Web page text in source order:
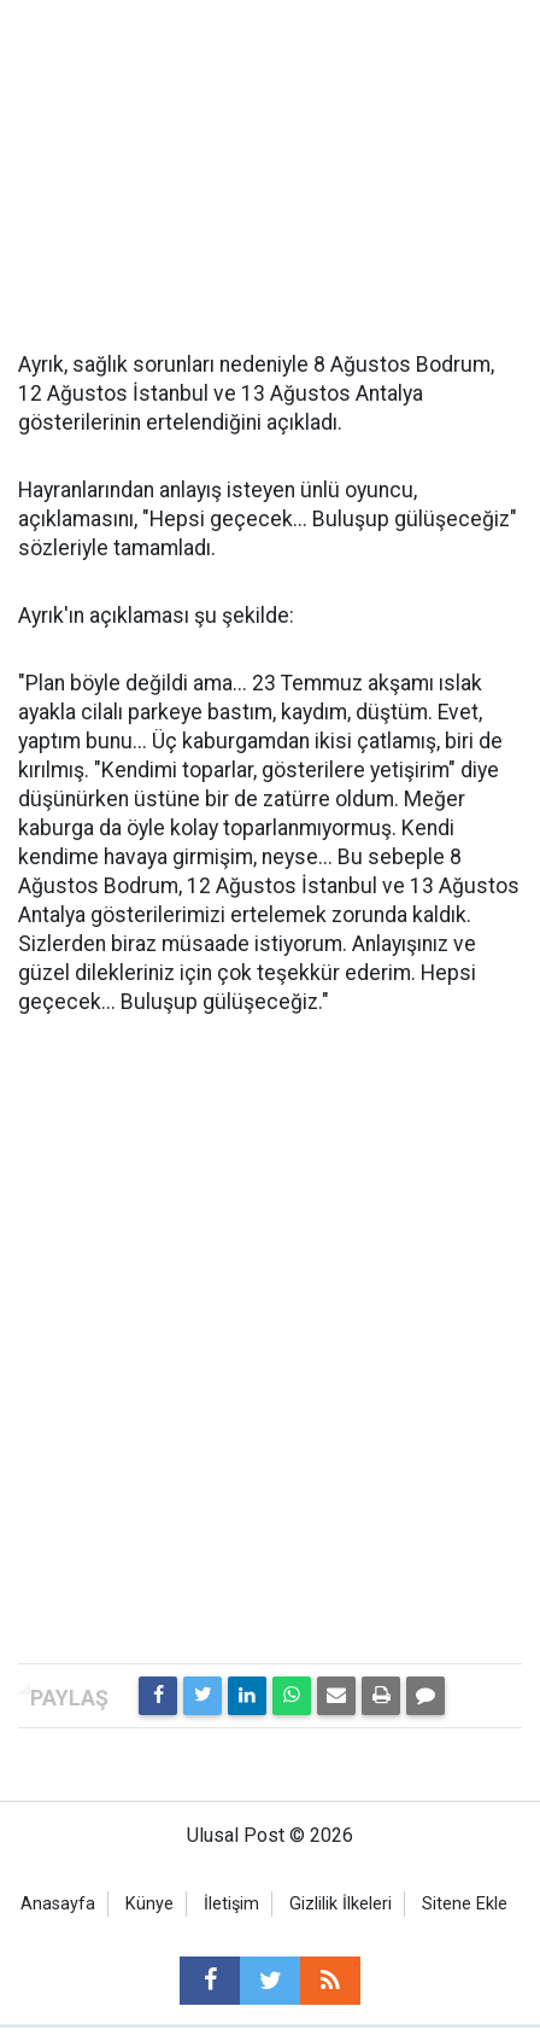
Ayrık, sağlık sorunları nedeniyle 8 Ağustos Bodrum,
12 Ağustos İstanbul ve 13 Ağustos Antalya
gösterilerinin ertelendiğini açıkladı.
Hayranlarından anlayış isteyen ünlü oyuncu,
açıklamasını, "Hepsi geçecek... Buluşup gülüşeceğiz"
sözleriyle tamamladı.
Ayrık'ın açıklaması şu şekilde:
"Plan böyle değildi ama... 23 Temmuz akşamı ıslak
ayakla cilalı parkeye bastım, kaydım, düştüm. Evet,
yaptım bunu... Üç kaburgamdan ikisi çatlamış, biri de
kırılmış. "Kendimi toparlar, gösterilere yetişirim" diye
düşünürken üstüne bir de zatürre oldum. Meğer
kaburga da öyle kolay toparlanmıyormuş. Kendi
kendime havaya girmişim, neyse... Bu sebeple 8
Ağustos Bodrum, 12 Ağustos İstanbul ve 13 Ağustos
Antalya gösterilerimizi ertelemek zorunda kaldık.
Sizlerden biraz müsaade istiyorum. Anlayışınız ve
güzel dilekleriniz için çok teşekkür ederim. Hepsi
geçecek... Buluşup gülüşeceğiz."
Ulusal Post © 2026
Anasayfa Künye İletişim Gizlilik İlkeleri Sitene Ekle